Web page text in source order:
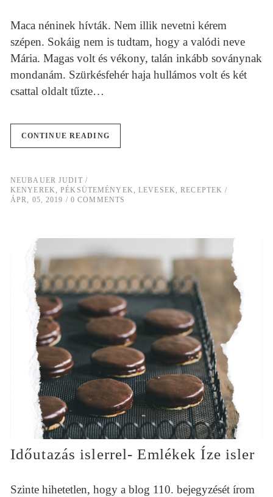
Maca néninek hívták. Nem illik nevetni kérem
szépen. Sokáig nem is tudtam, hogy a valódi neve
Mária. Magas volt és vékony, talán inkább soványnak
mondanám. Szürkésfehér haja hullámos volt és két
csattal oldalt tűzte…
CONTINUE READING
NEUBAUER JUDIT
KENYEREK, PÉKSÜTEMÉNYEK, LEVESEK,RECEPTEK
ÁPR, 05, 2019
0 COMMENTS
Időutazás islerrel- Emlékek Íze isler
Szinte hihetetlen, hogy a blog 110. bejegyzését írom